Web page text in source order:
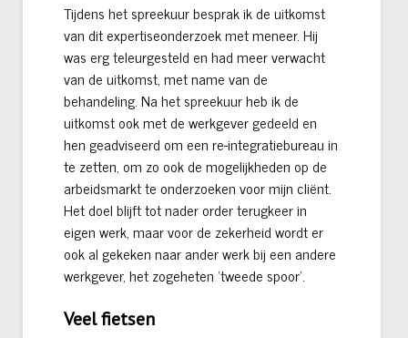
Tijdens het spreekuur besprak ik de uitkomst
van dit expertiseonderzoek met meneer. Hij
was erg teleurgesteld en had meer verwacht
van de uitkomst, met name van de
behandeling. Na het spreekuur heb ik de
uitkomst ook met de werkgever gedeeld en
hen geadviseerd om een re-integratiebureau in
te zetten, om zo ook de mogelijkheden op de
arbeidsmarkt te onderzoeken voor mijn cliënt.
Het doel blijft tot nader order terugkeer in
eigen werk, maar voor de zekerheid wordt er
ook al gekeken naar ander werk bij een andere
werkgever, het zogeheten ‘tweede spoor’.
Veel fietsen